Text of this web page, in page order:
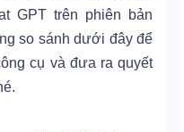
GPT trên phiên bản
so sánh dưới đây để
cụ và đưa ra quyết